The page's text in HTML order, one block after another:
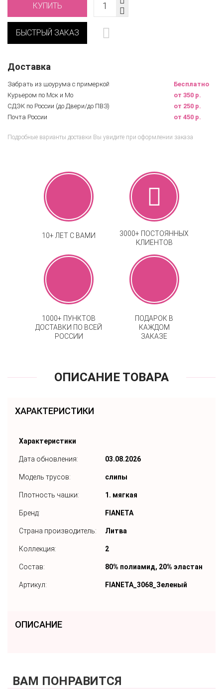
КУПИТЬ
БЫСТРЫЙ ЗАКАЗ
Доставка
Забрать из шоурума с примеркой
Бесплатно
Курьером по Мск и Мо
от 350 р.
СДЭК по России (до Двери/до ПВЗ)
от 250 р.
Почта России
от 450 р.
Подробные варианты доставки Вы увидите при оформлении заказа
10+ ЛЕТ С ВАМИ
3000+ ПОСТОЯННЫХ
КЛИЕНТОВ
1000+ ПУНКТОВ
ДОСТАВКИ ПО ВСЕЙ
РОССИИ
ПОДАРОК В
КАЖДОМ
ЗАКАЗЕ
ОПИСАНИЕ ТОВАРА
ХАРАКТЕРИСТИКИ
Характеристики
Дата обновления: 03.08.2026
Модель трусов: слипы
Плотность чашки: 1. мягкая
Бренд: FIANETA
Страна производитель: Литва
Коллекция: 2
Состав: 80% полиамид, 20% эластан
Артикул: FIANETA_3068_Зеленый
ОПИСАНИЕ
ВАМ ПОНРАВИТСЯ